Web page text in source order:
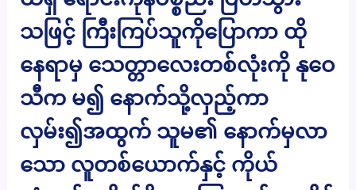
သဖြင့် ကြီးကြပ်သူကိုပြောကာ ထို
နေရာမှ သေတ္တာလေးတစ်လုံးကို နုဝေ
သီက မ၍ နောက်သို့လှည့်ကာ
လှမ်း၍အထွက် သူမ၏ နောက်မှလာ
သော လူတစ်ယောက်နှင့် ကိုယ်